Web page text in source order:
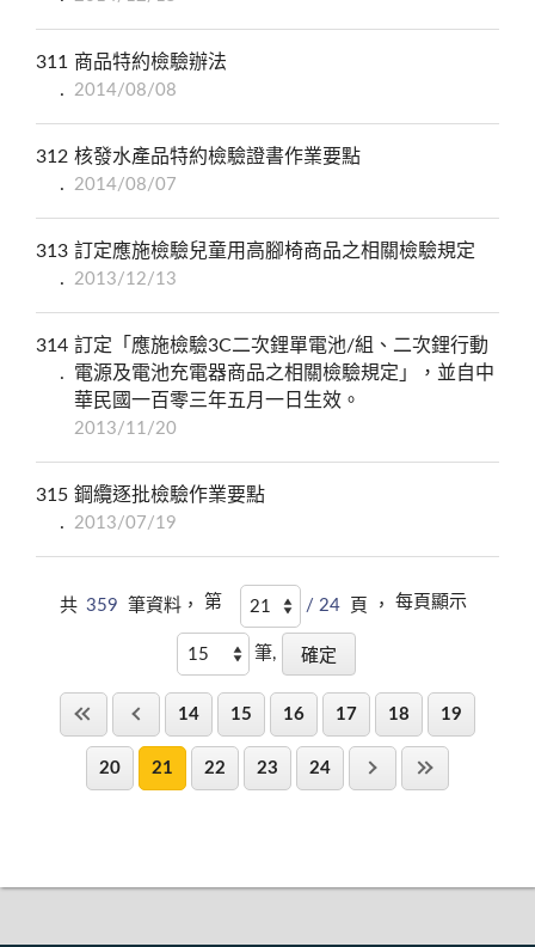
311 商品特約檢驗辦法
2014/08/08
312 核發水產品特約檢驗證書作業要點
2014/08/07
313 訂定應施檢驗兒童用高腳椅商品之相關檢驗規定
2013/12/13
314 訂定「應施檢驗3C二次鋰單電池/組、二次鋰行動
電源及電池充電器商品之相關檢驗規定」，並自中
華民國一百零三年五月一日生效。
2013/11/20
315 鋼纜逐批檢驗作業要點
2013/07/19
共 359 筆資料， 第 / 24 頁 ， 每頁顯示
筆,
14 15 16 17 18 19
20 21 22 23 24